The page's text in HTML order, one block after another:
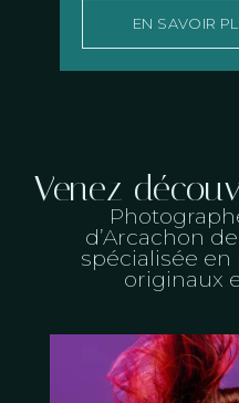
EN SAVOIR
Venez
d’Arcachon
spécialisée
originaux